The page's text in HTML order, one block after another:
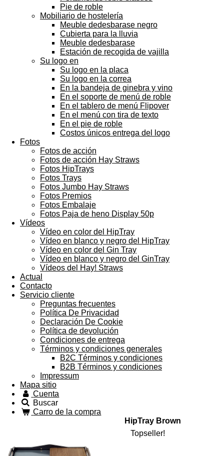
Pie de roble
Mobiliario de hostelería
Meuble dedesbarase negro
Cubierta para la lluvia
Meuble dedesbarase
Estación de recogida de vajilla
Su logo en
Su logo en la placa
Su logo en la correa
En la bandeja de ginebra y vino
En el soporte de menú de roble
En el tablero de menú Flipover
En el menú con tira de texto
En el pie de roble
Costos únicos entrega del logo
Fotos
Fotos de acción
Fotos de acción Hay Straws
Fotos HipTrays
Fotos Trays
Fotos Jumbo Hay Straws
Fotos Premios
Fotos Embalaje
Fotos Paja de heno Display 50p
Vídeos
Vídeo en color del HipTray
Vídeo en blanco y negro del HipTray
Vídeo en color del Gin Tray
Vídeo en blanco y negro del GinTray
Vídeos del Hay! Straws
Actual
Contacto
Servicio cliente
Preguntas frecuentes
Política De Privacidad
Declaración De Cookie
Política de devolución
Condiciones de entrega
Términos y condiciones generales
B2C Términos y condiciones
B2B Términos y condiciones
Impressum
Mapa sitio
Cuenta
Buscar
Carro de la compra
HipTray Brown
Topseller!